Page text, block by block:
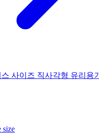
사이즈 직사각형 유리용기
size